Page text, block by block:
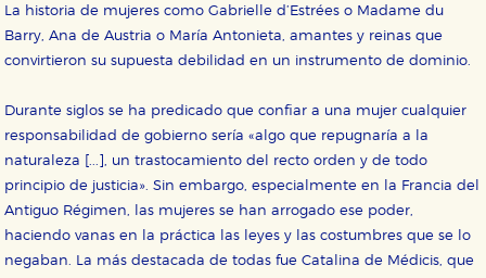
La historia de mujeres como Gabrielle d’Estrées o Madame du
Barry, Ana de Austria o María Antonieta, amantes y reinas que
convirtieron su supuesta debilidad en un instrumento de dominio.
Durante siglos se ha predicado que confiar a una mujer cualquier
responsabilidad de gobierno sería «algo que repugnaría a la
naturaleza [...], un trastocamiento del recto orden y de todo
principio de justicia». Sin embargo, especialmente en la Francia del
Antiguo Régimen, las mujeres se han arrogado ese poder,
haciendo vanas en la práctica las leyes y las costumbres que se lo
negaban. La más destacada de todas fue Catalina de Médicis, que